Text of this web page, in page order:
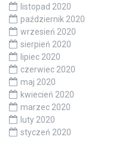
listopad 2020
październik 2020
wrzesień 2020
sierpień 2020
lipiec 2020
czerwiec 2020
maj 2020
kwiecień 2020
marzec 2020
luty 2020
styczeń 2020